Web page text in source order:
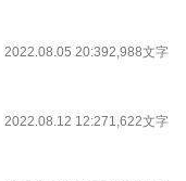
2022.08.05 20:392,988文字
2022.08.12 12:271,622文字